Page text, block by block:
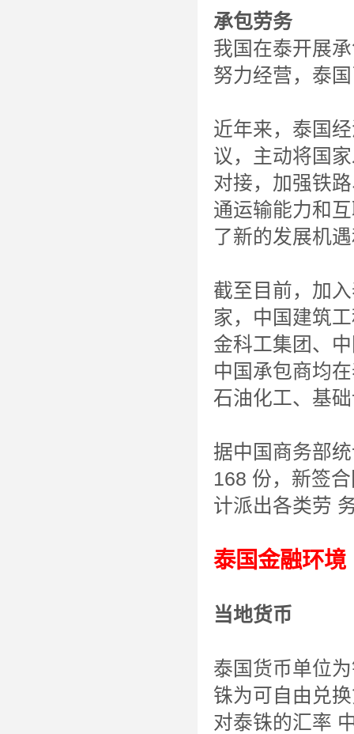
承包劳务
我国在泰开展
努力经营，泰
近年来，泰国
议，主动将国
对接，加强铁
通运输能力和
了新的发展机
截至目前，加
家，中国建筑
金科工集团、
中国承包商均
石油化工、基
据中国商务部
168 份，新签
计派出各类劳
泰国金融环境
当地货币
泰国货币单位
铢为可自由兑
对泰铢的汇率